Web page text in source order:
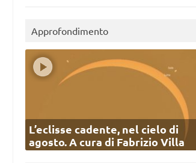
Approfondimento
L’eclisse cadente, nel cielo di
agosto. A cura di Fabrizio Villa